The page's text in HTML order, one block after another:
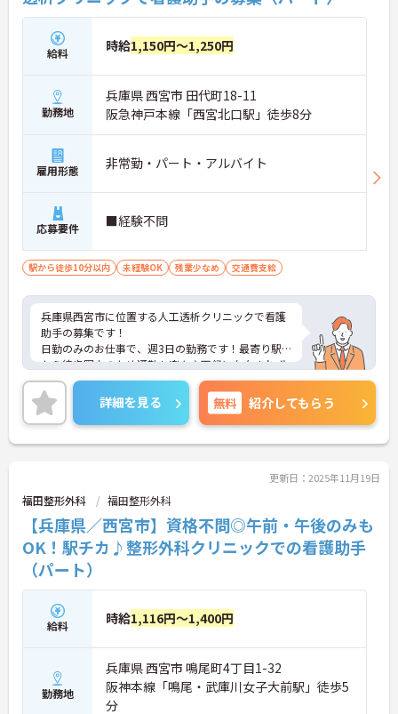
給料 時給1,150円～1,250円
勤務地
兵庫県 西宮市 田代町18-11
阪急神戸本線「西宮北口駅」徒歩8分
雇用形態 非常勤・パート・アルバイト
応募要件 ■経験不問
駅から徒歩10分以内 未経験OK 残業少なめ 交通費支給
兵庫県西宮市に位置する人工透析クリニックで看護
助手の募集です！
日勤のみのお仕事で、週3日の勤務です！最寄り駅
から徒歩圏内のため通勤も楽々♪天候に左右されず
通勤ができます！昇給制度があり、頑張りが評価さ
れてしっかりと還元されます。フォロー体制もあ
り、経験に関わらず安心してスタートできます。
こちらの求人にご興味がございましたら面接のポイ
ントもお伝えしますので是非ご応募お待ちしており
詳細を見る 無料 紹介してもらう
更新日：2025年11月19日
福田整形外科 福田整形外科
【兵庫県／西宮市】資格不問◎午前・午後のみも
OK！駅チカ♪整形外科クリニックでの看護助手
（パート）
給料 時給1,116円～1,400円
勤務地
兵庫県 西宮市 鳴尾町4丁目1-32
阪神本線「鳴尾・武庫川女子大前駅」徒歩5
分